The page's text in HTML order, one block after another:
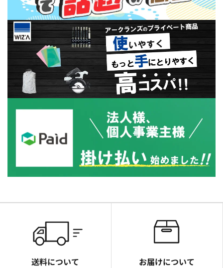
送料について お届けについて